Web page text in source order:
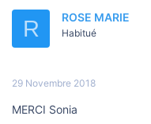
c
s
R ROSE MARIE
Habitué
29 Novembre 2018
MERCI Sonia